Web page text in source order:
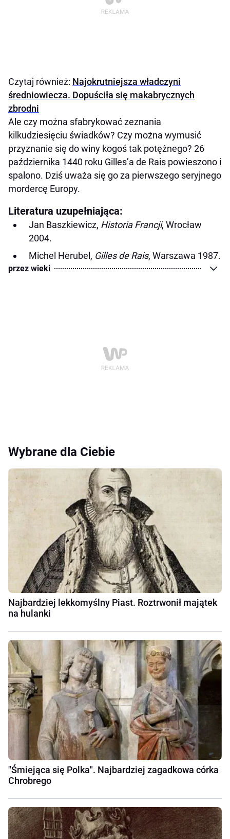
Czytaj również: Najokrutniejsza władczyni
średniowiecza. Dopuściła się makabrycznych
zbrodni
Ale czy można sfabrykować zeznania
kilkudziesięciu świadków? Czy można wymusić
przyznanie się do winy kogoś tak potężnego? 26
października 1440 roku Gilles’a de Rais powieszono i
spalono. Dziś uważa się go za pierwszego seryjnego
mordercę Europy.
Literatura uzupełniająca:
Jan Baszkiewicz, Historia Francji, Wrocław
2004.
Michel Herubel, Gilles de Rais, Warszawa 1987.
przez wieki
Wybrane dla Ciebie
Najbardziej lekkomyślny Piast. Roztrwonił majątek
na hulanki
"Śmiejąca się Polka". Najbardziej zagadkowa córka
Chrobrego